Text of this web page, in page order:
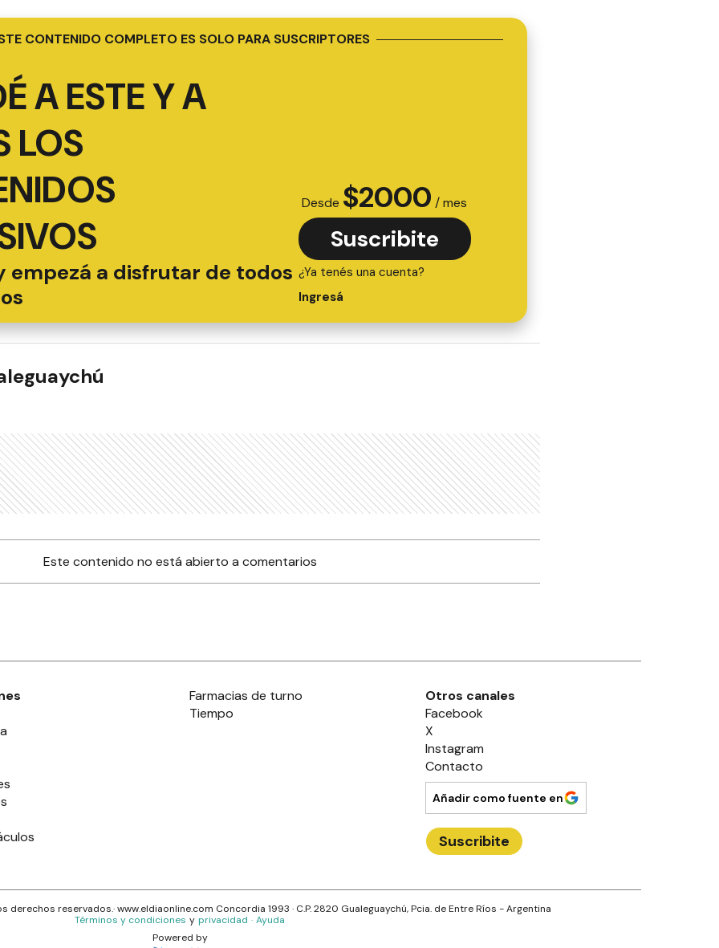
CONTENIDO COMPLETO ES SOLO PARA SUSCRIPTORES
A ESTE Y A
LOS
empezá a disfrutar de todos
Desde $2000 / mes
Suscribite
¿Ya tenés una cuenta?
Ingresá
Este contenido no está abierto a comentarios
Farmacias de turno
Tiempo
Otros canales
Facebook
X
Instagram
Contacto
Añadir como fuente en
Suscribite
derechos reservados.· www.eldiaonline.com Concordia 1993 · C.P.2820 Gualeguaychú, Pcia. de Entre Ríos - Argentina
Términos y condiciones y privacidad · Ayuda
Powered by